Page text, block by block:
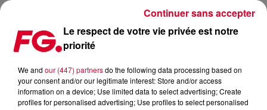
MASTER GEE | FG CLOUD PARTY | LIVE DJ MIX | RADIO FG
Le respect de votre vie privée est notre
priorité
We and our (447) partnersdo the following data processing based on
your consent and/or our legitimate interest: Store and/or access
information on a device; Use limited data to select advertising; Create
profiles for personalised advertising; Use profiles to select personalised
Continuer sans accepter